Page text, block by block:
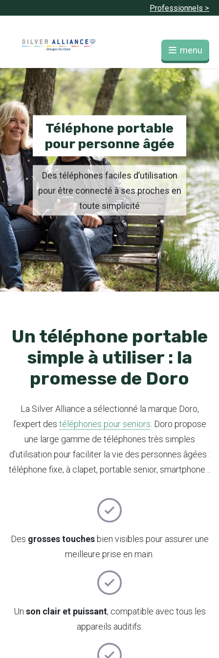
Téléphone portable
pour personne âgée
Des téléphones faciles d’utilisation
pour être connecté à ses proches en
toute simplicité
Professionnels >
menu
Un téléphone portable
simple à utiliser : la
promesse de Doro
La Silver Alliance a sélectionné la marque Doro,
l’expert des téléphones pour seniors . Doro propose
une large gamme de téléphones très simples
d’utilisation pour faciliter la vie des personnes âgées :
téléphone fixe, à clapet, portable senior, smartphone…
Des grosses touches bien visibles pour assurer une
meilleure prise en main.
Un son clair et puissant, compatible avec tous les
appareils auditifs.